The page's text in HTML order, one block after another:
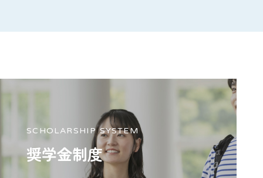
SCHOLARSHIP SYSTEM
奨学金制度